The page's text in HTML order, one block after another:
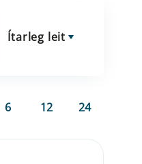
Ítarleg leit
6 12 24